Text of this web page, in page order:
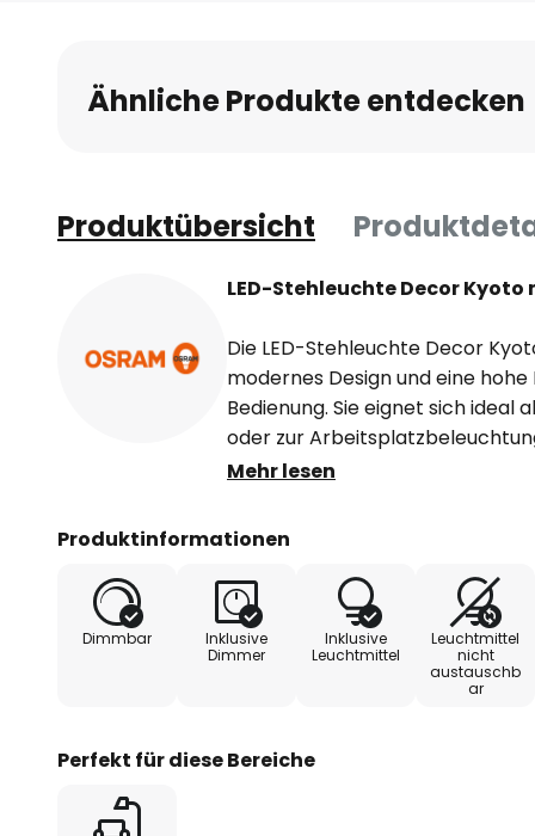
Ähnliche Produkte entdecken
Produktübersicht
LED-Stehleuchte Decor
Die LED-Stehleuchte Decor
modernes Design und eine
Bedienung. Sie eignet sich ideal
oder zur
Aluminium und in zeitlosem
beeindruckenden
fest integrierte LED-Lichtquelle
energieeffiziente Beleuchtung
Flexibilität in der
verbauten LEDs auch gedimmt
Mehr lesen
Produktinformationen
Dimmbar
Inklusive
Dimmer
Inklusive
Leuchtmittel
Leuchtmittel
nicht
austauschb
ar
Perfekt für diese Bereiche